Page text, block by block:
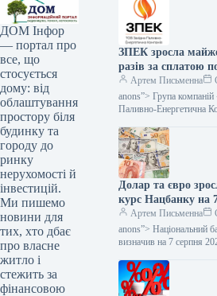
ДОМ Інфор
— портал про
все, що
стосується
дому: від
облаштування
простору біля
будинку та
городу до
ринку
нерухомості й
інвестицій.
Ми пишемо
новини для
тих, хто дбає
про власне
житло і
стежить за
фінансовою
ЗПЕК зросла
разів за сплатою
обов’язкових
Мінфін
Артем Письменна
anons”> Група компаній
Паливно-Енергетична
півріччя 2026 року
збільшила обсяг
Долар та євро
курс Нацбанку на
Мінфін
Артем Письменна
anons”> Національний
визначив на 7 серпня
долара США на рівні